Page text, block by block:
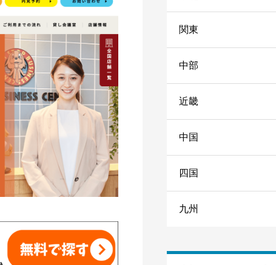
青森
岩手
秋田
宮城
山形
福島
関東
群馬
東京
銀座
日本橋
秋葉原
赤坂
中部
愛知
静岡
石川
岐阜
近畿
三重
大阪
兵庫
京都
中国
岡山
広島
四国
愛媛
九州